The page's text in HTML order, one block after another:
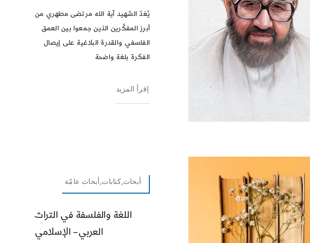
يُعَدّ الشهيد آية الله مرتضى مطهري من
أبرز المفكّرين الذين جمعوا بين العمق
الفلسفي والقدرة البلاغية على إيصال
الفكرة بلغة واضحة
إقرأ المزيد
أبحاث,كتابات,أبحاث عامّة
اللغة والفلسفة في التراث
العربي– الإسلامي